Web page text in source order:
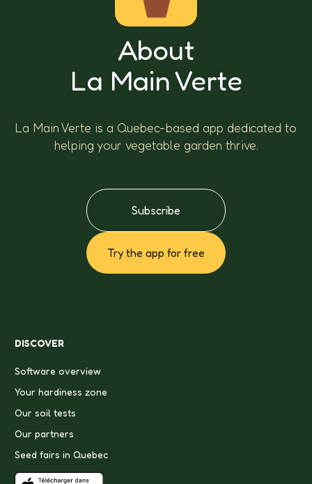
About
La Main Verte
La Main Verte is a Quebec-based app dedicated to
helping your vegetable garden thrive.
Subscribe
Try the app for free
DISCOVER
Software overview
Your hardiness zone
Our soil tests
Our partners
Seed fairs in Quebec